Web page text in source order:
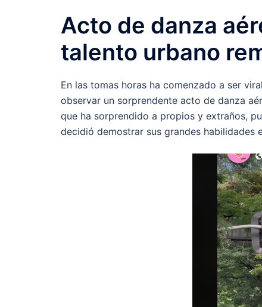
Acto de danza
talento urbano
En las tomas horas ha comenzado a ser
observar un sorprendente acto de danza
que ha sorprendido a propios y extraños,
decidió demostrar sus grandes habilidades